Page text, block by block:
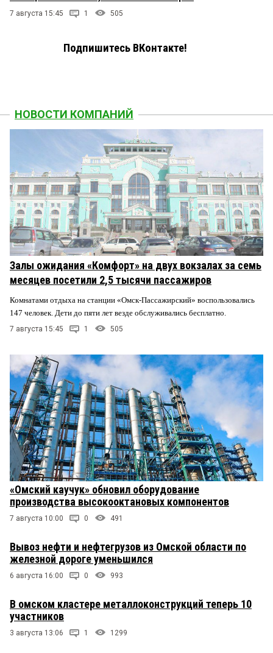
7 августа 15:45 1 505
Подпишитесь ВКонтакте!
НОВОСТИ КОМПАНИЙ
Залы ожидания «Комфорт» на двух вокзалах за семь
месяцев посетили 2,5 тысячи пассажиров
Комнатами отдыха на станции «Омск-Пассажирский» воспользовались
147 человек. Дети до пяти лет везде обслуживались бесплатно.
7 августа 15:45 1 505
«Омский каучук» обновил оборудование
производства высокооктановых компонентов
7 августа 10:00 0 491
Вывоз нефти и нефтегрузов из Омской области по
железной дороге уменьшился
6 августа 16:00 0 993
В омском кластере металлоконструкций теперь 10
участников
3 августа 13:06 1 1299